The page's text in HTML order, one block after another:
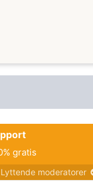
gratis
Lyttende moderatorer